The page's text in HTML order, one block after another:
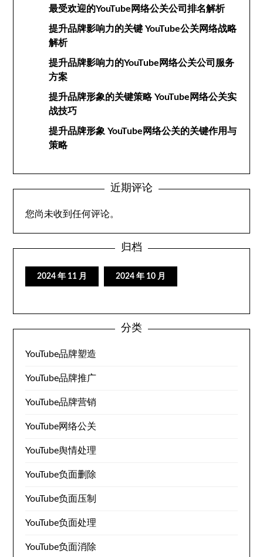
最受欢迎的YouTube网络公关公司排名解析
提升品牌影响力的关键 YouTube公关网络战略
解析
提升品牌影响力的YouTube网络公关公司服务
方案
提升品牌形象的关键策略 YouTube网络公关实
战技巧
提升品牌形象 YouTube网络公关的关键作用与
策略
近期评论
您尚未收到任何评论。
归档
2024 年 11 月 2024 年 10 月
分类
YouTube品牌塑造
YouTube品牌推广
YouTube品牌营销
YouTube网络公关
YouTube舆情处理
YouTube负面删除
YouTube负面压制
YouTube负面处理
YouTube负面消除